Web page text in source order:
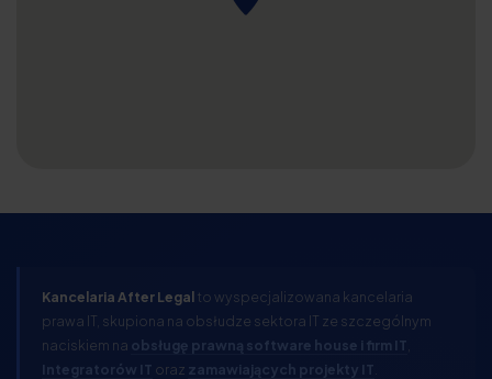
Kancelaria After Legalto wyspecjalizowana kancelaria
prawa IT, skupiona na obsłudze sektora IT ze szczególnym
naciskiem na obsługę prawną software house i firm IT
Integratorów IT oraz zamawiających projekty IT